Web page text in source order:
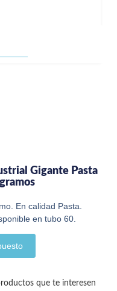
Gigante Pasta
En calidad Pasta.
en tubo 60.
que te interesen